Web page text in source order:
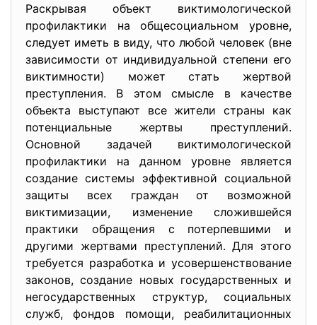
Раскрывая объект виктимологической
профилактики на общесоциальном уровне,
следует иметь в виду, что любой человек (вне
зависимости от индивидуальной степени его
виктимности) может стать жертвой
преступления. В этом смысле в качестве
объекта выступают все жители страны как
потенциальные жертвы преступлений.
Основной задачей виктимологической
профилактики на данном уровне является
создание системы эффективной социальной
защиты всех граждан от возможной
виктимизации, изменение сложившейся
практики обращения с потерпевшими и
другими жертвами преступлений. Для этого
требуется разработка и усовершенствование
законов, создание новых государственных и
негосударственных структур, социальных
служб, фондов помощи, реабилитационных